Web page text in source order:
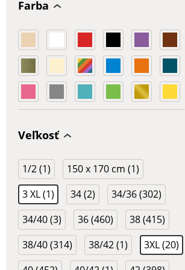
Farba
Veľkosť
1/2 (1)
150 x 170 cm (1)
3 XL (1)
34 (2)
34/36 (302)
34/40 (3)
36 (460)
38 (415)
38/40 (314)
38/42 (1)
3XL (20)